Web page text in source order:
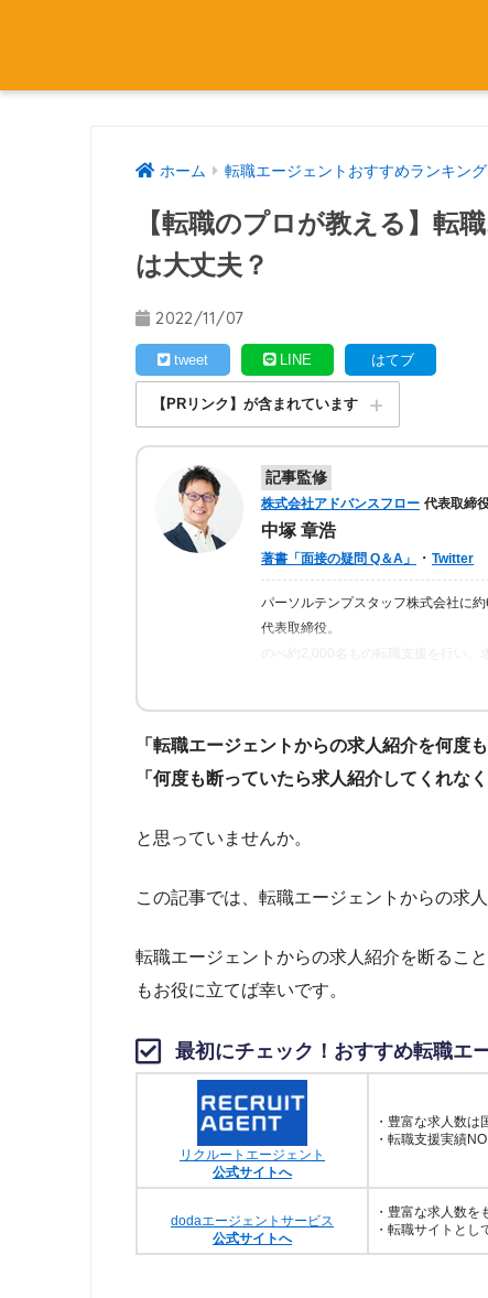
ホーム 転職エージェントおすすめランキング
【転職のプロが教える】転
は大丈夫？
2022/11/07
tweet LINE はてブ
【PRリンク】が含まれています
記事監修
株式会社アドバンスフロー 代表取締
中塚 章浩
著書「面接の疑問 Q＆A」 ・ Twitter
パーソルテンプスタッフ株式会社に
代表取締役。
ら「転職はしっかりとした情報が得
「転職エージェントからの求人紹介を何度
「何度も断っていたら求人紹介してくれなく
と思っていませんか。
この記事では、転職エージェントからの求
転職エージェントからの求人紹介を断るこ
もお役に立てば幸いです。
最初にチェック！おすすめ転職エ
リクルートエージェント
公式サイトへ
・豊富な求人数は
・転職支援実績
dodaエージェントサービス
公式サイトへ
・豊富な求人数を
・転職サイトとし